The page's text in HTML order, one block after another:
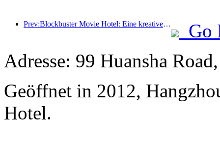
Prev:Blockbuster Movie Hotel: Eine kreative Fusion aus Filmkultur und Übernachtungserlebnis
Go
Adresse: 99 Huansha
Geöffnet in 2012,
Hotel.